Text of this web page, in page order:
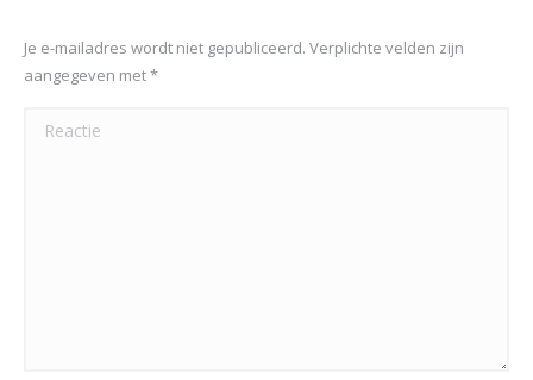
Je e-mailadres wordt niet gepubliceerd. Verplichte velden zijn
aangegeven met*
Reactie